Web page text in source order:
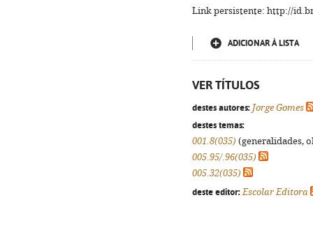
Link persistente: http://
ADICIONAR À LISTA
VER TÍTULOS
destes autores: Jorge Gomes
destes temas:
001.8(035) (generalidades,
005.95/.96(035)
005.32(035)
deste editor: Escolar Editora